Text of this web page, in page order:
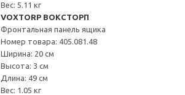
Вес: 5.11 кг
VOXTORP ВОКСТОРП
Фронтальная панель ящика
Номер товара: 405.081.48
Ширина: 20 см
Высота: 3 см
Длина: 49 см
Вес: 1.05 кг